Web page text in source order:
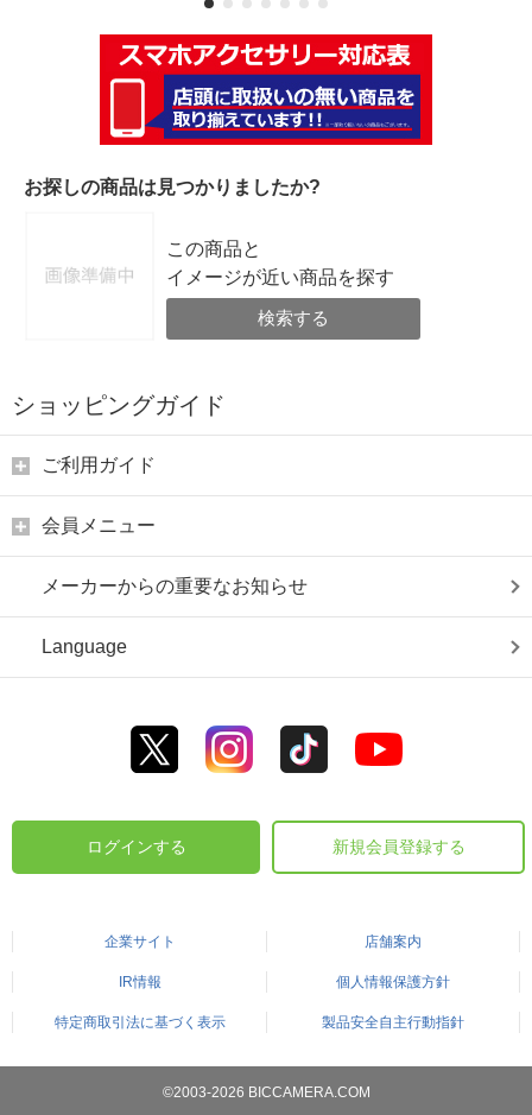
お探しの商品は見つかりましたか?
この商品と
イメージが近い商品を探す
検索する
ショッピングガイド
ご利用ガイド
会員メニュー
メーカーからの重要なお知らせ
Language
ログインする 新規会員登録する
企業サイト 店舗案内
IR情報 個人情報保護方針
特定商取引法に基づく表示 製品安全自主行動指針
©2003-2026 BICCAMERA.COM